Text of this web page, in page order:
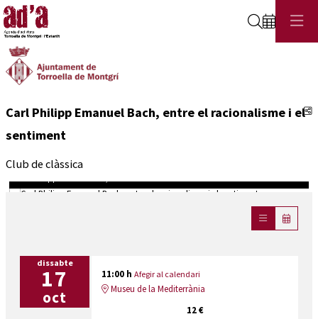
Cerca
Carl Philipp Emanuel Bach, entre el racionalisme i el
sentiment
Club de clàssica
dissabte
17
oct
11:00 h Afegir al calendari
Museu de la Mediterrània
12 €